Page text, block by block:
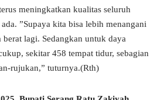
meningkatkan kualitas seluruh
”Supaya kita bisa lebih menangani
berat lagi. Sedangkan untuk daya
sekitar 458 tempat tidur, sebagian
rujukan,” tuturnya.(Rth)